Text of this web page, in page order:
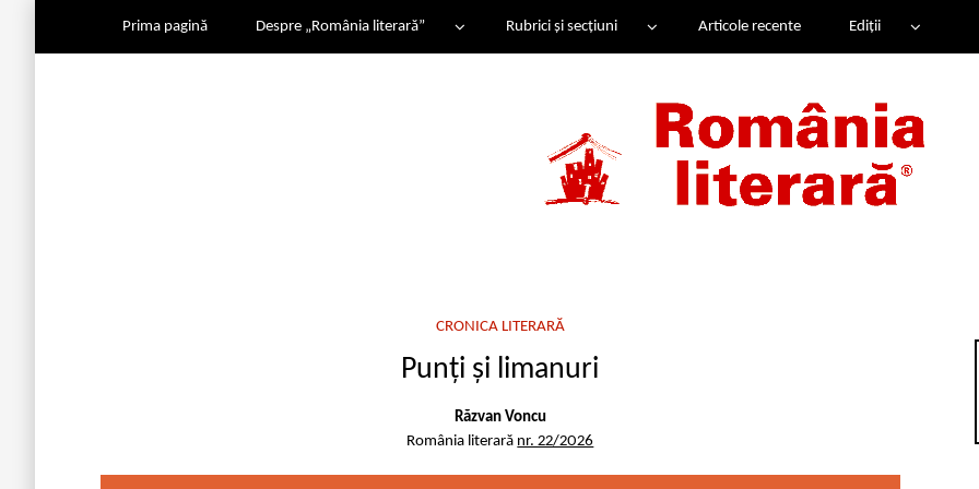
Prima pagină Despre „România literară” Rubrici și secțiuni Articole recente Ediții
CRONICA LITERARĂ
Punți și limanuri
Răzvan Voncu
România literară nr. 22/2026